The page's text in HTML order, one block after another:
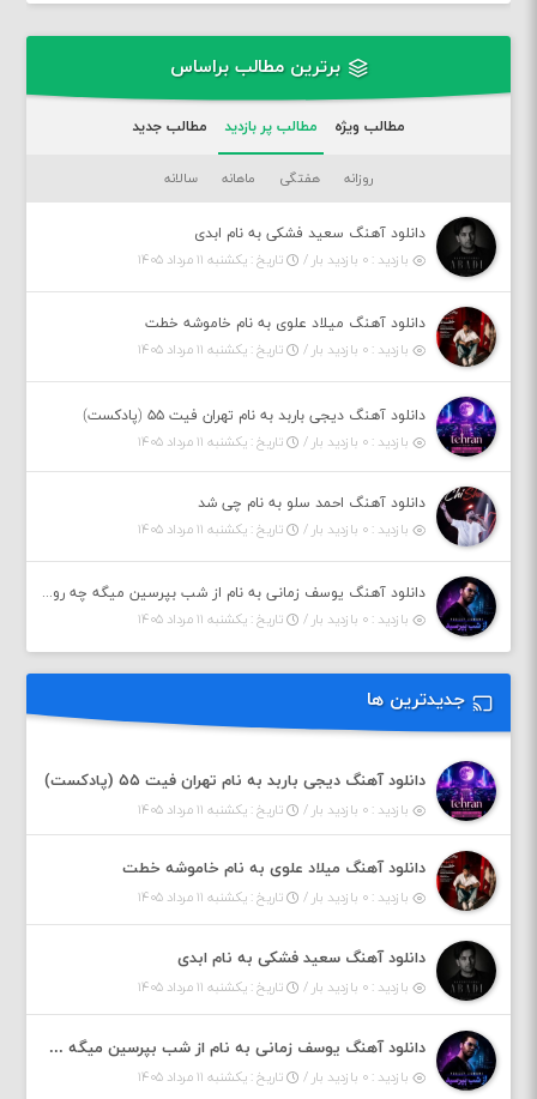
برترین مطالب براساس
مطالب ویژه مطالب پر بازدید مطالب جدید
روزانه هفتگی ماهانه سالانه
دانلود آهنگ سعید فشکی به نام ابدی
بازدید : ۰ بازدید بار /
تاریخ : یکشنبه ۱۱ مرداد ۱۴۰۵
دانلود آهنگ میلاد علوی به نام خاموشه خطت
بازدید : ۰ بازدید بار /
تاریخ : یکشنبه ۱۱ مرداد ۱۴۰۵
دانلود آهنگ دیجی باربد به نام تهران فیت ۵۵ (پادکست)
بازدید : ۰ بازدید بار /
تاریخ : یکشنبه ۱۱ مرداد ۱۴۰۵
دانلود آهنگ احمد سلو به نام چی شد
بازدید : ۰ بازدید بار /
تاریخ : یکشنبه ۱۱ مرداد ۱۴۰۵
دانلود آهنگ یوسف زمانی به نام از شب بپرسین میگه چه روزگاری دارم
بازدید : ۰ بازدید بار /
تاریخ : یکشنبه ۱۱ مرداد ۱۴۰۵
جدیدترین ها
دانلود آهنگ دیجی باربد به نام تهران فیت ۵۵ (پادکست)
بازدید : ۰ بازدید بار / تاریخ : یکشنبه ۱۱ مرداد ۱۴۰۵
دانلود آهنگ میلاد علوی به نام خاموشه خطت
بازدید : ۰ بازدید بار / تاریخ : یکشنبه ۱۱ مرداد ۱۴۰۵
دانلود آهنگ سعید فشکی به نام ابدی
بازدید : ۰ بازدید بار / تاریخ : یکشنبه ۱۱ مرداد ۱۴۰۵
دانلود آهنگ یوسف زمانی به نام از شب بپرسین میگه چه روزگاری دارم
بازدید : ۰ بازدید بار / تاریخ : یکشنبه ۱۱ مرداد ۱۴۰۵